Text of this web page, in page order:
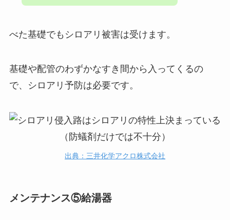
べた基礎でもシロアリ被害は受けます。
基礎や配管のわずかなすき間から入ってくるの
で、シロアリ予防は必要です。
出典：三井化学アクロ株式会社
メンテナンス⑤給湯器